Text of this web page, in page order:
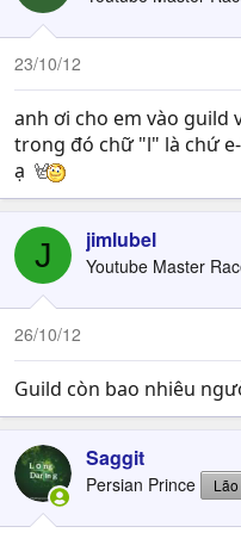
23/10/12
anh ơi cho em vào guild
trong đó chữ "l" là chứ
ạ
J jimlubel
Youtube Master
26/10/12
Guild còn bao nhiêu
Saggit
Persian Prince